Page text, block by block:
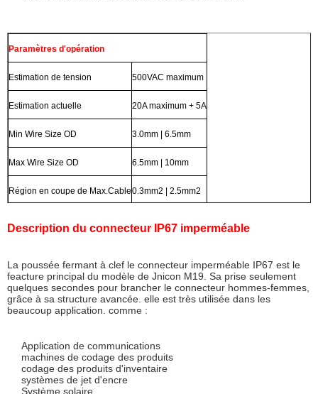
Paramètres d'opération
Estimation de tension 500VAC maximum
Estimation actuelle 20A maximum + 5A
Min Wire Size OD 3.0mm | 6.5mm
Max Wire Size OD 6.5mm | 10mm
Région en coupe de Max.Cable0.3mm2 | 2.5mm2
Description du connecteur IP67 imperméable
La poussée fermant à clef le connecteur imperméable IP67 est le
feacture principal du modèle de Jnicon M19. Sa prise seulement
quelques secondes pour brancher le connecteur hommes-femmes,
grâce à sa structure avancée. elle est très utilisée dans les
beaucoup application. comme :
Application de communications
machines de codage des produits
codage des produits d'inventaire
systèmes de jet d'encre
Système solaire